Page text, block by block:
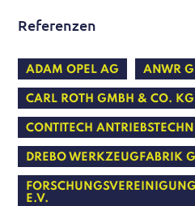
Referenzen
ADAM OPEL AG ANWR
CARL ROTH GMBH & CO. KG
CONTITECH
DREBO WERKZEUGFABRIK
E.V.